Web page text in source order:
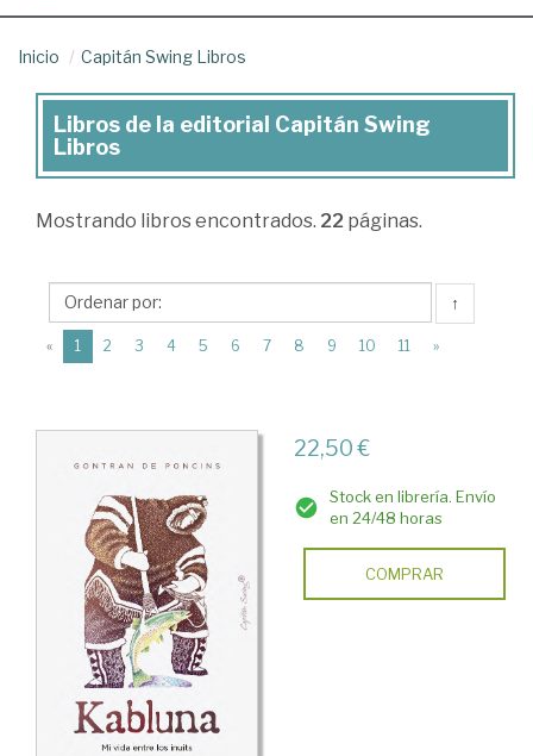
Inicio Capitán Swing Libros
Libros
de
la
Capitán
Swing
Libros
Libros de la editorial Capitán Swing
Libros
Mostrando libros encontrados. 22 páginas.
↑
« 1 (current)
2 3 4 5 6 7 8 9 10 11 »
22,50 €
Stock en librería. Envío
en 24/48 horas
COMPRAR